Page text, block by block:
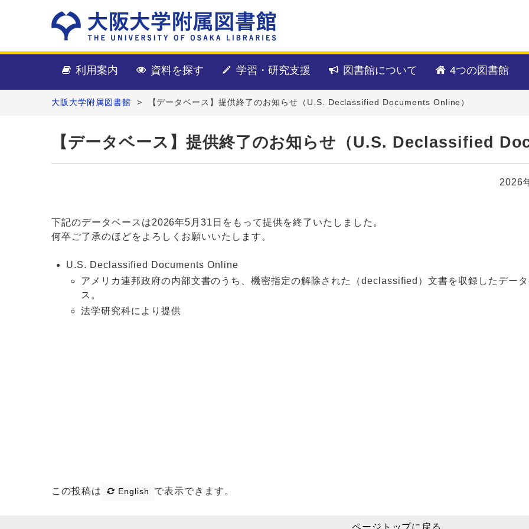
利用案内 資料を探す 学習・研究支援 図書館について 4つの図書館
大阪大学附属図書館 > 【データベース】提供終了のお知らせ（U.S. Declassified Documents Online）
【データベース】提供終了のお知らせ（U.S. Declassified
2026
下記のデータベースは2026年5月31日をもって提供を終了いたしました。
何卒ご了承のほどをよろしくお願いいたします。
U.S. Declassified Documents Online
アメリカ連邦政府の内部文書のうち、機密指定の解除された（declassified）文書を収録したデー
ス。
法学研究科により提供
この投稿は English で表示できます。
ページトップに戻る